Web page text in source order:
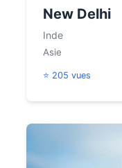
New Delhi
Inde
Asie
⭐ 205 vues